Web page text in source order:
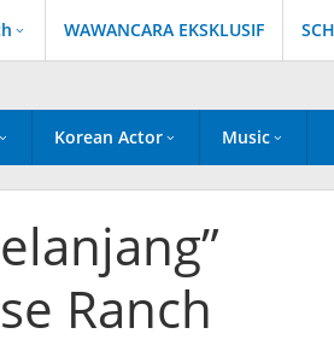
WAWANCARA EKSKLUSIF
Korean Actor Music
Ranch